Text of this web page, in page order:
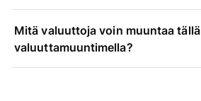
Mitä valuuttoja voin muuntaa tällä
valuuttamuuntimella?